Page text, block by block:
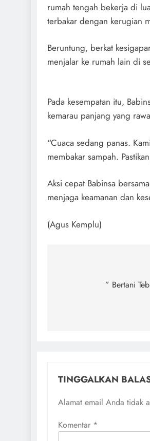
rumah tengah bekerja di
terbakar dengan kerugian
Beruntung, berkat
menjalar ke rumah lain di
Pada kesempatan itu,
kemarau panjang yang
“Cuaca sedang panas.
membakar sampah.
Aksi cepat Babinsa
menjaga keamanan dan
(Agus Kemplu)
” Bertani
TINGGALKAN
Alamat email Anda tidak
Komentar *